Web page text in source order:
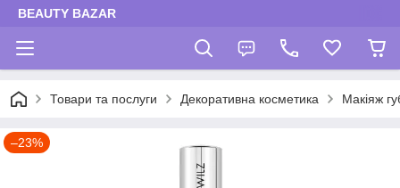
BEAUTY BAZAR
Товари та послуги Декоративна косметика Макіяж
–23%